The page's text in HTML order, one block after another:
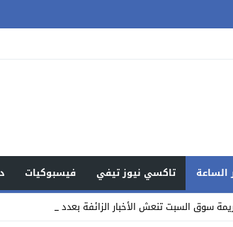
الساعة تاكسي نيوز تيفي فيسبوكيات
سوق السبت تنعش الأخبار الزائفة بعدد من المواقع ال _